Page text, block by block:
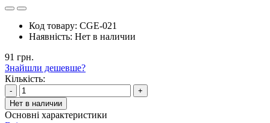
Код товару: CGE-021
Наявність: Нет в наличии
91 грн.
Знайшли дешевше?
Кількість:
-
+
Нет в наличии
Основні характеристики